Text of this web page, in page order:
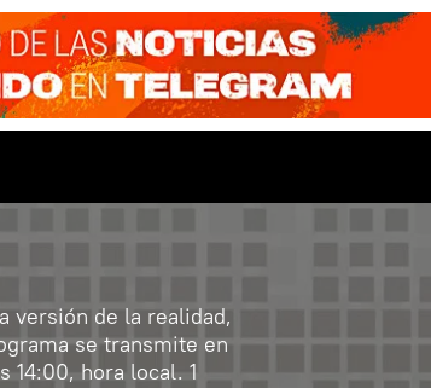
versión de la realidad,
se transmite en
14:00, hora local. 1